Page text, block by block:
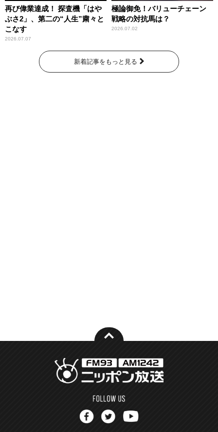
再び偉業達成！ 探査機「はや
ぶさ2」、第二の“人生”粛々と
こなす
2026.07.07
極論御免！バリューチェーン
戦略の対抗馬は？
2026.07.02
新着記事をもっと見る